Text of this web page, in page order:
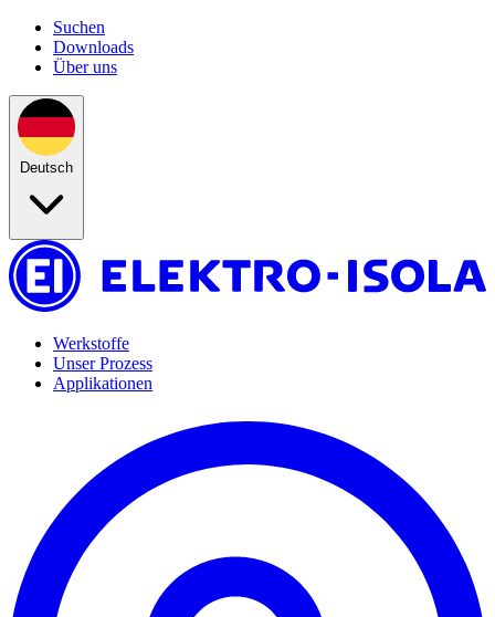
Suchen
Downloads
Über uns
Deutsch
Werkstoffe
Unser Prozess
Applikationen